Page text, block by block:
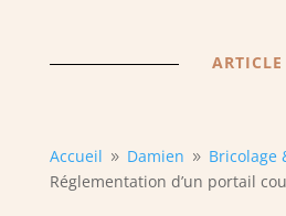
ARTICLE
Accueil 9 Damien 9 Bricolage
Réglementation d’un portail